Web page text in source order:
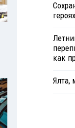
как
Ялта,